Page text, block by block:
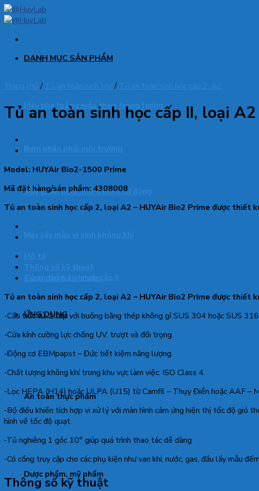
Skip
to
DANH MỤC SẢN PHẨM
Máy pha loãng mẫu theo trọng lượng
Máy phân phối môi trường tự động
ỨNG DỤNG
An toàn thực phẩm
Dược phẩm, mỹ phẩm
/ /
Tủ an toàn sinh học cấp II, loại
Model: HUYAir Bio2-1500 Prime
Mã đặt hàng/sản phẩm: 4308008
Tủ an toàn sinh học cấp 2, loại A2 – HUYAir Bio2 Prime được thiết
Tủ an toàn sinh học cấp 2, loại A2 – HUYAir Bio2 Prime được thiết
-Cấu trúc tủ: 2 lớp với buồng bằng thép không gỉ SUS 304 hoặc SUS
-Cửa kính cường lực chống UV, trượt và đối trọng.
-Động cơ EBMpapst – Đức tiết kiệm năng lượng.
-Chất lượng không khí trong khu vực làm việc: ISO Class 4.
-Lọc HEPA (H14) hoặc ULPA (U15) từ Camfil – Thụy Điển hoặc AAF
-Bộ điều khiển tích hợp vi xử lý với màn hình cảm ứng hiện thị tốc độ gió
hình về tốc độ quạt.
-Tủ nghiêng 1 góc 10° giúp quá trình thao tác dễ dàng
-Có cổng truy cập cho các phụ kiện như van khí, nước, gas, đầu lấy mẫu
Thông số kỹ thuật